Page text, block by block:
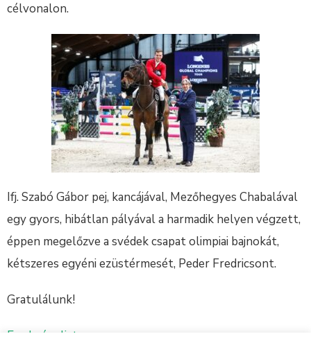
célvonalon.
Ifj. Szabó Gábor pej, kancájával, Mezőhegyes Chabalával
egy gyors, hibátlan pályával a harmadik helyen végzett,
éppen megelőzve a svédek csapat olimpiai bajnokát,
kétszeres egyéni ezüstérmesét, Peder Fredricsont.
Gratulálunk!
Eredménylista